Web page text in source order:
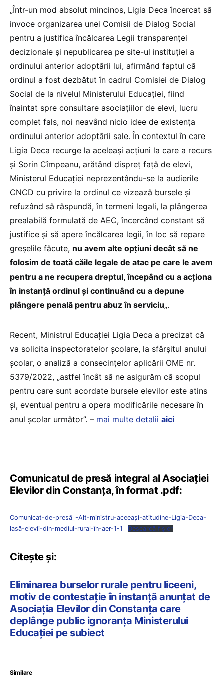
„Într-un mod absolut mincinos, Ligia Deca încercat să
invoce organizarea unei Comisii de Dialog Social
pentru a justifica încălcarea Legii transparenței
decizionale și nepublicarea pe site-ul instituției a
ordinului anterior adoptării lui, afirmând faptul că
ordinul a fost dezbătut în cadrul Comisiei de Dialog
Social de la nivelul Ministerului Educației, fiind
înaintat spre consultare asociațiilor de elevi, lucru
complet fals, noi neavând nicio idee de existența
ordinului anterior adoptării sale. În contextul în care
Ligia Deca recurge la aceleași acțiuni la care a recurs
și Sorin Cîmpeanu, arătând dispreț față de elevi,
Ministerul Educației neprezentându-se la audierile
CNCD cu privire la ordinul ce vizează bursele și
refuzând să răspundă, în termeni legali, la plângerea
prealabilă formulată de AEC, încercând constant să
justifice și să apere încălcarea legii, în loc să repare
greșelile făcute, nu avem alte opțiuni decât să ne
folosim de toată căile legale de atac pe care le avem
pentru a ne recupera dreptul, începând cu a acționa
în instanță ordinul și continuând cu a depune
plângere penală pentru abuz în serviciu„.
Recent, Ministrul Educației Ligia Deca a precizat că
va solicita inspectoratelor școlare, la sfârșitul anului
școlar, o analiză a consecințelor aplicării OME nr.
5379/2022, „astfel încât să ne asigurăm că scopul
pentru care sunt acordate bursele elevilor este atins
și, eventual pentru a opera modificările necesare în
anul școlar următor”. – mai multe detalii aici
Comunicatul de presă integral al Asociației
Elevilor din Constanța, în format .pdf:
Comunicat-de-presă_-Alt-ministru-aceeași-atitudine-Ligia-Deca-
lasă-elevii-din-mediul-rural-în-aer-1-1
Descarcă fișier
Citește și:
Eliminarea burselor rurale pentru liceeni,
motiv de contestație în instanță anunțat de
Asociația Elevilor din Constanța care
deplânge public ignoranța Ministerului
Educației pe subiect
Similare